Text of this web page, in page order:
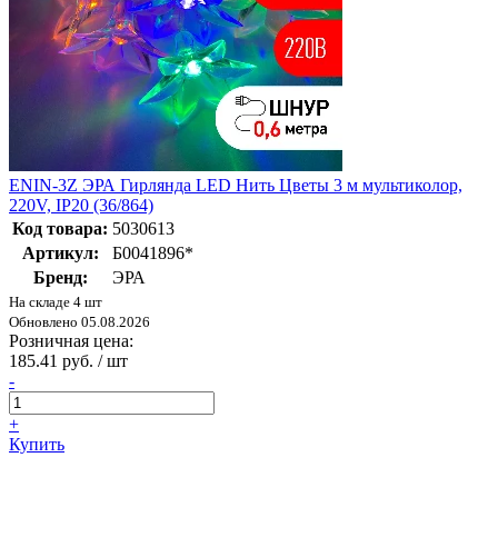
ENIN-3Z ЭРА Гирлянда LED Нить Цветы 3 м мультиколор,
220V, IP20 (36/864)
Код товара: 5030613
Артикул:
Б0041896*
Бренд:
ЭРА
На складе 4 шт
Обновлено 05.08.2026
Розничная цена:
185.41 руб. / шт
-
+
Купить